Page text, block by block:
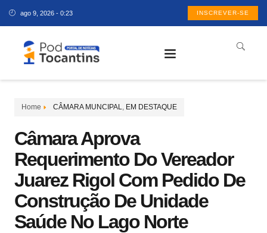
ago 9, 2026 - 0:23 INSCREVER-SE
Home CÂMARA MUNCIPAL, EM DESTAQUE
Câmara Aprova
Requerimento Do Vereador
Juarez Rigol Com Pedido De
Construção De Unidade
Saúde No Lago Norte